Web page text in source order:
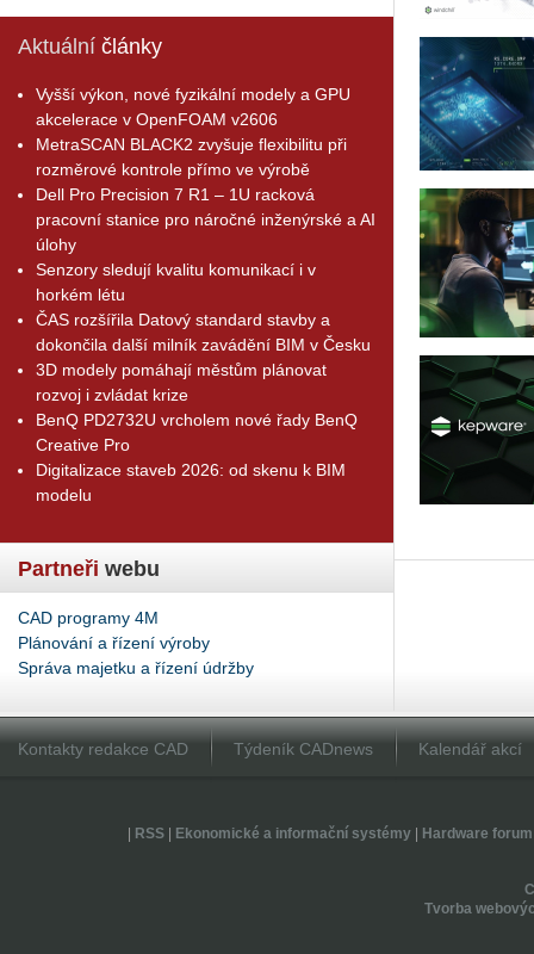
Aktuální články
Vyšší výkon, nové fyzikální modely a GPU
akcelerace v OpenFOAM v2606
MetraSCAN BLACK2 zvyšuje flexibilitu při
rozměrové kontrole přímo ve výrobě
Dell Pro Precision 7 R1 – 1U racková
pracovní stanice pro náročné inženýrské a AI
úlohy
Senzory sledují kvalitu komunikací i v
horkém létu
ČAS rozšířila Datový standard stavby a
dokončila další milník zavádění BIM v Česku
3D modely pomáhají městům plánovat
rozvoj i zvládat krize
BenQ PD2732U vrcholem nové řady BenQ
Creative Pro
Digitalizace staveb 2026: od skenu k BIM
modelu
Partneři webu
CAD programy 4M
Plánování a řízení výroby
Správa majetku a řízení údržby
Kontakty redakce CAD Týdeník CADnews Kalendář akcí
RSS| Ekonomické a informační systémy| Hardware forum
Tvorba